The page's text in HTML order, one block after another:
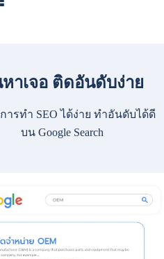
าเจอ ติดอันดับง่าย
ารทำ SEO ได้ง่าย ทำอันดับได้ดี
บน Google Search